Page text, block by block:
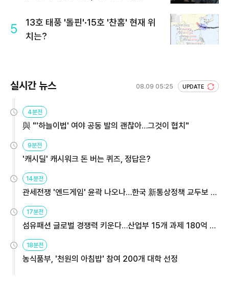
5
13호 태풍 '돌핀'·15호 '찬홈' 현재 위
치는?
실시간 뉴스 08.09 05:25 UPDATE
4분전
與 "'하늘이법' 여야 공동 발의 괜찮아…그것이 협치"
9분전
'캐시딜' 캐시워크 돈 버는 퀴즈, 정답은?
14분전
관세전쟁 '엔드게임' 윤곽 나오나…한국 新통상정책 교두보 활
17분전
섬유패션 글로벌 경쟁력 키운다…산업부 15개 과제 180억 지
18분전
농식품부, '천원의 아침밥' 참여 200개 대학 선정